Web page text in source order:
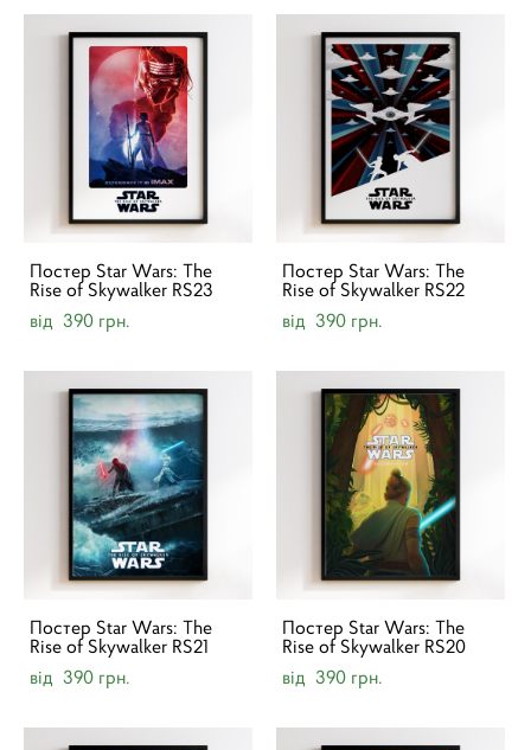
Постер Star Wars: The
Rise of Skywalker RS23
від 390 грн.
Постер Star Wars: The
Rise of Skywalker RS22
від 390 грн.
Постер Star Wars: The
Rise of Skywalker RS21
від 390 грн.
Постер Star Wars: The
Rise of Skywalker RS20
від 390 грн.